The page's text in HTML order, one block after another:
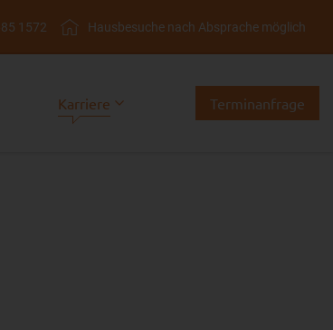
1572 Hausbesuche nach Absprache möglich
Karriere Terminanfrage